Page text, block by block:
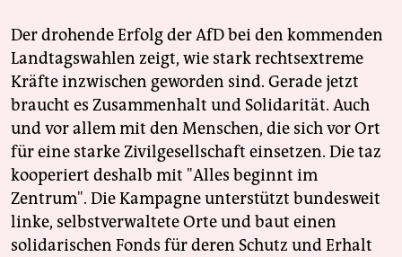
Der drohende Erfolg der AfD bei den kommenden
Landtagswahlen zeigt, wie stark rechtsextreme
Kräfte inzwischen geworden sind. Gerade jetzt
braucht es Zusammenhalt und Solidarität. Auch
und vor allem mit den Menschen, die sich vor Ort
für eine starke Zivilgesellschaft einsetzen. Die taz
kooperiert deshalb mit "Alles beginnt im
Zentrum". Die Kampagne unterstützt bundesweit
linke, selbstverwaltete Orte und baut einen
solidarischen Fonds für deren Schutz und Erhalt